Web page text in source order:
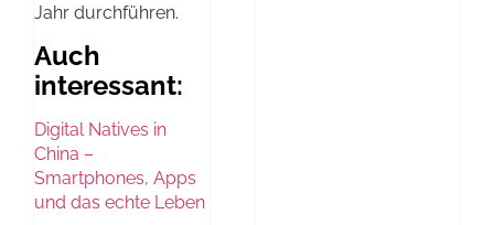
Jahr durchführen.
Auch
interessant:
Digital Natives in
China –
Smartphones, Apps
und das echte Leben